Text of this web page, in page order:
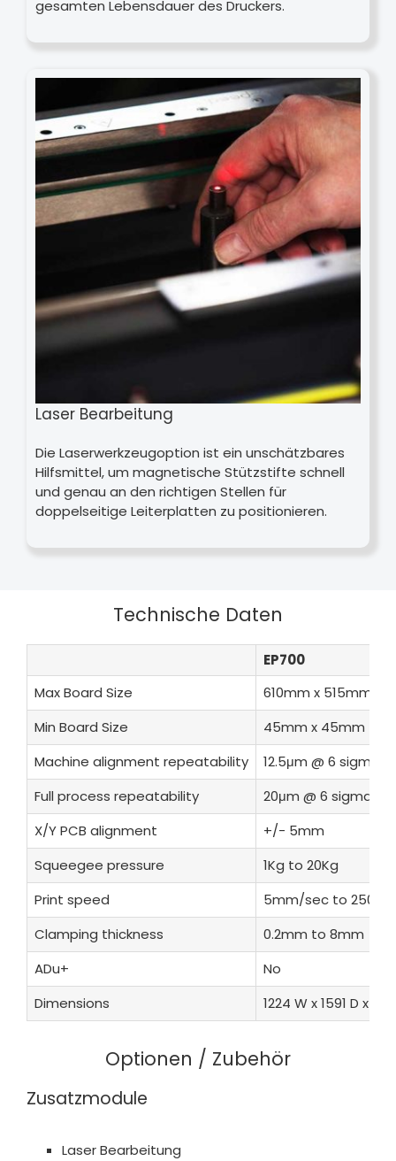
gesamten Lebensdauer des Druckers.
Laser Bearbeitung
Die Laserwerkzeugoption ist ein unschätzbares
Hilfsmittel, um magnetische Stützstifte schnell
und genau an den richtigen Stellen für
doppelseitige Leiterplatten zu positionieren.
Technische Daten
EP700
Max Board Size
610mm x 515mm
Min Board Size
45mm x 45mm
Machine alignment repeatability
12.5μm @ 6 sigma
Full process repeatability
20μm @ 6 sigma
X/Y PCB alignment
+/- 5mm
Squeegee pressure
1Kg to 20Kg
Print speed
5mm/sec to
Clamping thickness
0.2mm to 8mm
ADu+
No
Dimensions
1224 W x 1591 D x
Optionen / Zubehör
Zusatzmodule
Laser Bearbeitung